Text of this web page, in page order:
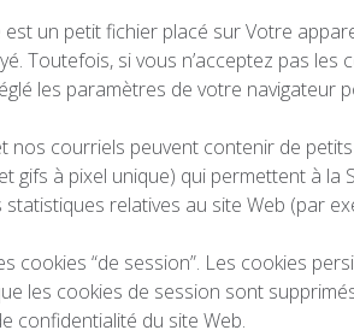
est un petit fichier placé sur Votre
Toutefois, si vous n’acceptez pas
les paramètres de votre navigateur
nos courriels peuvent contenir de
gifs à pixel unique) qui permettent à
relatives au site Web (par
cookies “de session”. Les cookies
les cookies de session sont
confidentialité du site Web.